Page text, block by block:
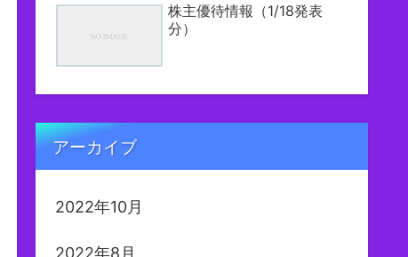
株主優待情報（1/18発表
分）
アーカイブ
2022年10月
2022年8月